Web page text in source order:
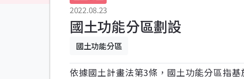
2022.08.23
國土功能分區劃設
國土功能分區
依據國土計畫法第3條，國土功能分區指